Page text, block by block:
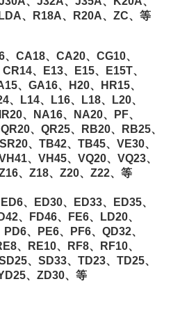
、R18A、R20A、ZC、等
CA18、CA20、CG10、
、E13、E15、E15T、
、GA16、H20、HR15、
、L14、L16、L18、L20、
、NA16、NA20、PF、
、QR25、RB20、RB25、
、TB42、TB45、VE30、
、VH45、VQ20、VQ23、
、Z18、Z20、Z22、等
、ED30、ED33、ED35、
、FD46、FE6、LD20、
、PE6、PF6、QD32、
、RE10、RF8、RF10、
、SD33、TD23、TD25、
、ZD30、等